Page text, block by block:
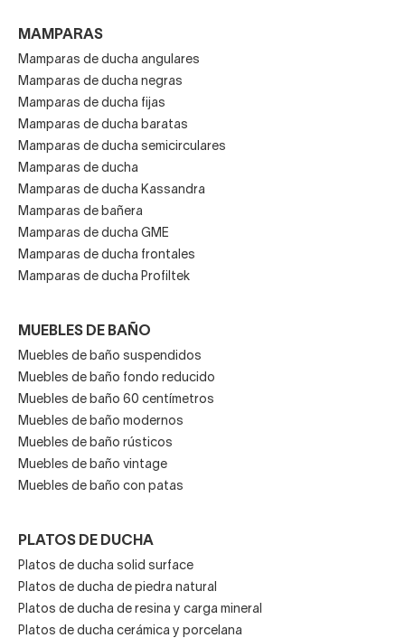
Sus modelos tienen facilidades de personalización
gracias a la amplia gama de acabados y colores.
Versatilidad y tendencias.
No solo fabrica bajo el paraguas de un único estilo.
Encontrarás modelos adaptables a decoraciones
vintage, modernas o puramente minimalistas.
Bañeras y duchas para confort y relax total.
Crean bañeras y columnas de ducha con distintos
sistemas de hidromasaje que son el adalid del
bienestar.
MAMPARAS
Mamparas de ducha angulares
Mamparas de ducha negras
Mamparas de ducha fijas
Mamparas de ducha baratas
Mamparas de ducha semicirculares
Mamparas de ducha
Mamparas de ducha Kassandra
Mamparas de bañera
Mamparas de ducha GME
Mamparas de ducha frontales
Mamparas de ducha Profiltek
MUEBLES DE BAÑO
Muebles de baño suspendidos
Muebles de baño fondo reducido
Muebles de baño 60 centímetros
Muebles de baño modernos
Muebles de baño rústicos
Muebles de baño vintage
Muebles de baño con patas
PLATOS DE DUCHA
Platos de ducha solid surface
Platos de ducha de piedra natural
Platos de ducha de resina y carga mineral
Platos de ducha cerámica y porcelana